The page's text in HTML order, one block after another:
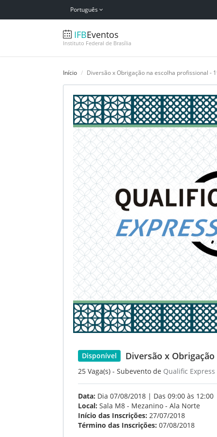
Português
IFBEventos
Instituto Federal de Brasília
Início Diversão x Obrigação na escolha profissional -
Disponível Diversão x
25 Vaga(s) - Subevento de Qualific Express
Data: Dia 07/08/2018 | Das 09:00 às 12:00
Local: Sala M8 - Mezanino - Ala Norte
Início das Inscrições: 27/07/2018
Término das Inscrições: 07/08/2018